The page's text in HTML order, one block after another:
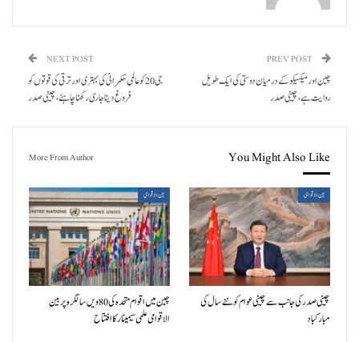
چین اور میکسیکو کے درمیان دوستی کی ایک طویل
روایت ہے، چینی صدر
NEXT POST
جی 20 کو عالمی حکمرانی کی بہتری اور ترقی کی قوتوں کو
فروغ د یناجاری رکھنا چاہئے، چینی صدر
You Might Also Like
More From Author
بین الاقوامی
چینی صدر کی جانب سے چینی عوام کو نئے سال کی
مبارکباد
بین الاقوامی
چین میں اقوام متحدہ کی 80ویں سالگرہ پر بین
الاقوامی علمی سیمینار کا افتتاح